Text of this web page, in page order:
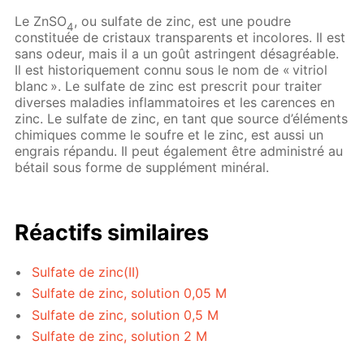
Le ZnSO4, ou sulfate de zinc, est une poudre
constituée de cristaux transparents et incolores. Il est
sans odeur, mais il a un goût astringent désagréable.
Il est historiquement connu sous le nom de « vitriol
blanc ». Le sulfate de zinc est prescrit pour traiter
diverses maladies inflammatoires et les carences en
zinc. Le sulfate de zinc, en tant que source d’éléments
chimiques comme le soufre et le zinc, est aussi un
engrais répandu. Il peut également être administré au
bétail sous forme de supplément minéral.
Réactifs similaires
Sulfate de zinc(II)
Sulfate de zinc, solution 0,05 M
Sulfate de zinc, solution 0,5 M
Sulfate de zinc, solution 2 M